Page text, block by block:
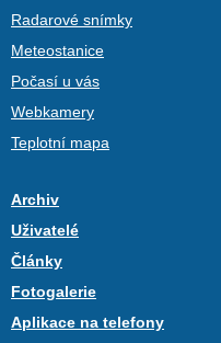
Radarové snímky
Meteostanice
Počasí u vás
Webkamery
Teplotní mapa
Archiv
Uživatelé
Články
Fotogalerie
Aplikace na telefony